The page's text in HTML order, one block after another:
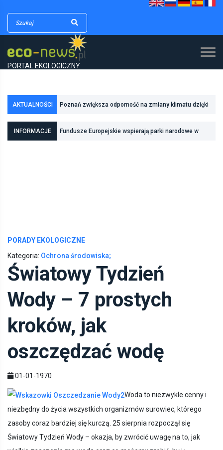
PORTAL EKOLOGICZNY
AKTUALNOŚCI Poznań zwiększa odporność na zmiany klimatu dzięki
INFORMACJE
PORADY EKOLOGICZNE
Kategoria: Ochrona środowiska;
Światowy Tydzień
Wody – 7 prostych
kroków, jak
oszczędzać wodę
01-01-1970
Woda to niezwykle cenny i
niezbędny do życia wszystkich organizmów surowiec, którego
zasoby coraz bardziej się kurczą. 25 sierpnia rozpoczął się
Światowy Tydzień Wody – okazja, by zwrócić uwagę na to, jak